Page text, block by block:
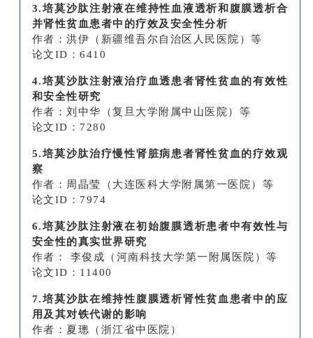
3.培莫沙肽注射液在维持性血液透析和腹膜透析合
并肾性贫血患者中的疗效及安全性分析
作者：洪伊（新疆维吾尔自治区人民医院）等
论文ID：6410
4.培莫沙肽注射液治疗血透患者肾性贫血的有效性
和安全性研究
作者：刘中华（复旦大学附属中山医院）等
论文ID：7280
5.培莫沙肽治疗慢性肾脏病患者肾性贫血的疗效观
察
作者：周晶莹（大连医科大学附属第一医院）等
论文ID：7974
6.培莫沙肽注射液在初始腹膜透析患者中有效性与
安全性的真实世界研究
作者： 李俊成（河南科技大学第一附属医院）等
论文ID：11400
7.培莫沙肽在维持性腹膜透析肾性贫血患者中的应
用及其对铁代谢的影响
作者：夏璁（浙江省中医院）